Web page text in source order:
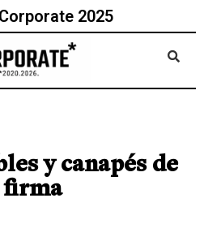
2025
y canapés de
firma